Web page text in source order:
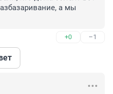
а мы
+0 –1